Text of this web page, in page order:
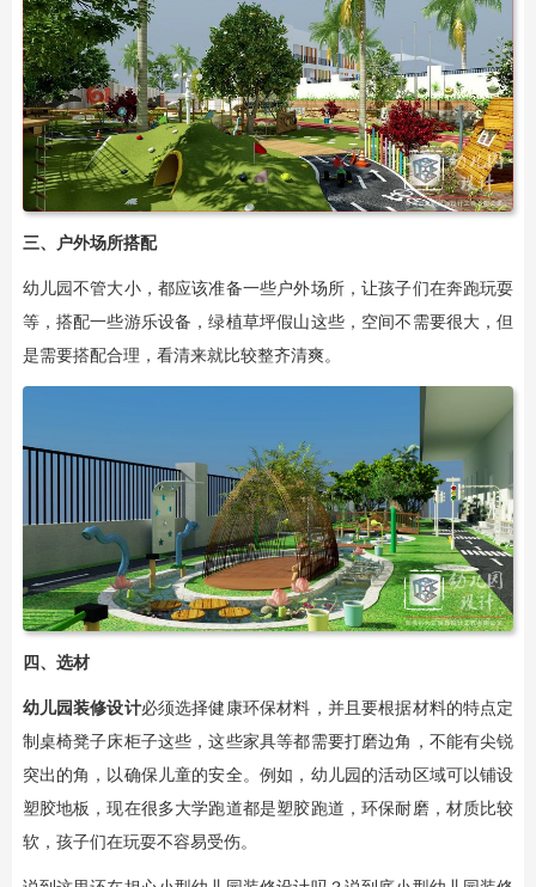
三、户外场所搭配
幼儿园不管大小，都应该准备一些户外场所，让孩子们在奔跑玩耍
等，搭配一些游乐设备，绿植草坪假山这些，空间不需要很大，但
是需要搭配合理，看清来就比较整齐清爽。
四、选材
幼儿园装修设计必须选择健康环保材料，并且要根据材料的特点定
制桌椅凳子床柜子这些，这些家具等都需要打磨边角，不能有尖锐
突出的角，以确保儿童的安全。例如，幼儿园的活动区域可以铺设
塑胶地板，现在很多大学跑道都是塑胶跑道，环保耐磨，材质比较
软，孩子们在玩耍不容易受伤。